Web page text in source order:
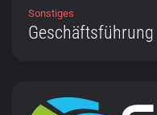
Sonstiges
Geschäftsführung